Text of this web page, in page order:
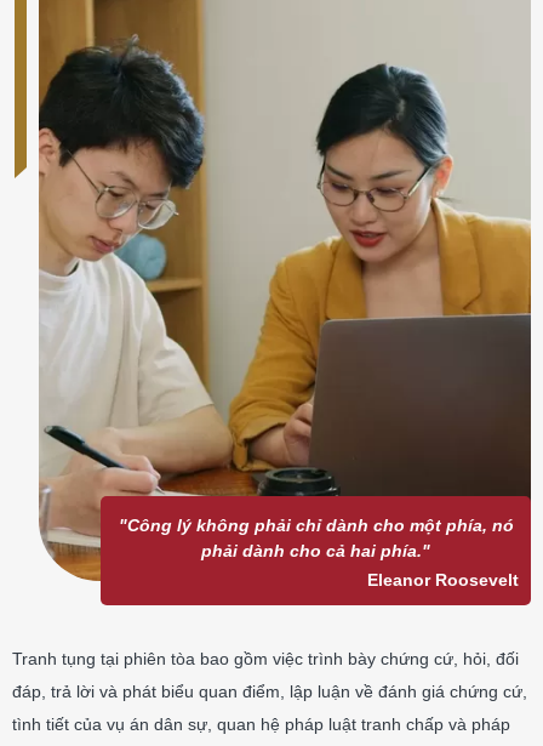
"Công lý không phải chỉ dành cho một phía, nó
phải dành cho cả hai phía."
Eleanor Roosevelt
Tranh tụng tại phiên tòa bao gồm việc trình bày chứng cứ, hỏi, đối
đáp, trả lời và phát biểu quan điểm, lập luận về đánh giá chứng cứ,
tình tiết của vụ án dân sự, quan hệ pháp luật tranh chấp và pháp